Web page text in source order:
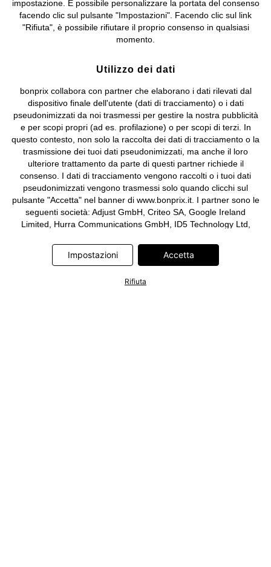
IT09060P00000858, N. Reg. AEE: IT08020000002105 Capitale
Sociale: euro 1.000.000 i.v, Società soggetta all'attività di direzione
e coordinamento di bonprix Beteiligungs -Verwaltungsgesellschaft
mbH.
impostazione. È possibile personalizzare la portata del consenso
facendo clic sul pulsante "Impostazioni". Facendo clic sul link
"Rifiuta", è possibile rifiutare il proprio consenso in qualsiasi
momento.
Utilizzo dei dati
bonprix collabora con partner che elaborano i dati rilevati dal
dispositivo finale dell'utente (dati di tracciamento) o i dati
pseudonimizzati da noi trasmessi per gestire la nostra pubblicità
e per scopi propri (ad es. profilazione) o per scopi di terzi. In
questo contesto, non solo la raccolta dei dati di tracciamento o la
trasmissione dei tuoi dati pseudonimizzati, ma anche il loro
ulteriore trattamento da parte di questi partner richiede il
consenso. I dati di tracciamento vengono raccolti o i tuoi dati
pseudonimizzati vengono trasmessi solo quando clicchi sul
pulsante "Accetta" nel banner di www.bonprix.it. I partner sono le
seguenti società: Adjust GmbH, Criteo SA, Google Ireland
Limited, Hurra Communications GmbH, ID5 Technology Ltd,
Limited, Pinterest Europe Limited, RTB-House GmbH, TikTok
Information Technologies UK Limited. Ulteriori informazioni sul
informativa privacy e cookie
Impostazioni Accetta
Rifiuta